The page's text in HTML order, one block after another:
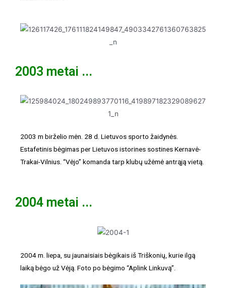
2003 metai ...
2003 m birželio mėn. 28 d. Lietuvos sporto žaidynės.
Estafetinis bėgimas per Lietuvos istorines sostines Kernavė-
Trakai-Vilnius. “Vėjo” komanda tarp klubų užėmė antrąją vietą.
2004 metai ...
2004 m. liepa, su jaunaisiais bėgikais iš Triškonių, kurie ilgą
laiką bėgo už Vėją. Foto po bėgimo “Aplink Linkuvą”.